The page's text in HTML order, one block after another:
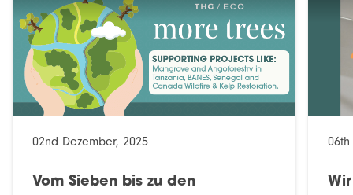
02nd Dezember, 2025
Vom Sieben bis zu den
06th